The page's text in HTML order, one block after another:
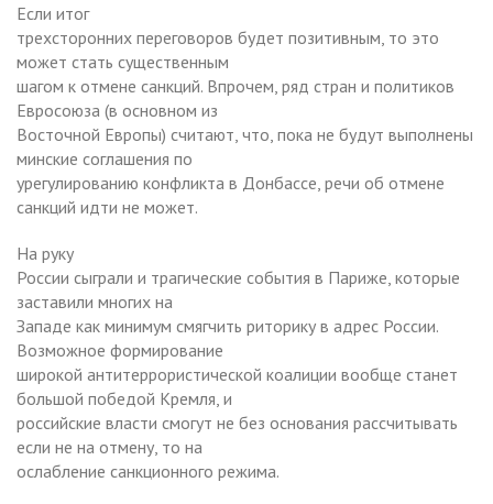
Если итог
трехсторонних переговоров будет позитивным, то это
может стать существенным
шагом к отмене санкций. Впрочем, ряд стран и политиков
Евросоюза (в основном из
Восточной Европы) считают, что, пока не будут выполнены
минские соглашения по
урегулированию конфликта в Донбассе, речи об отмене
санкций идти не может.
На руку
России сыграли и трагические события в Париже, которые
заставили многих на
Западе как минимум смягчить риторику в адрес России.
Возможное формирование
широкой антитеррористической коалиции вообще станет
большой победой Кремля, и
российские власти смогут не без основания рассчитывать
если не на отмену, то на
ослабление санкционного режима.